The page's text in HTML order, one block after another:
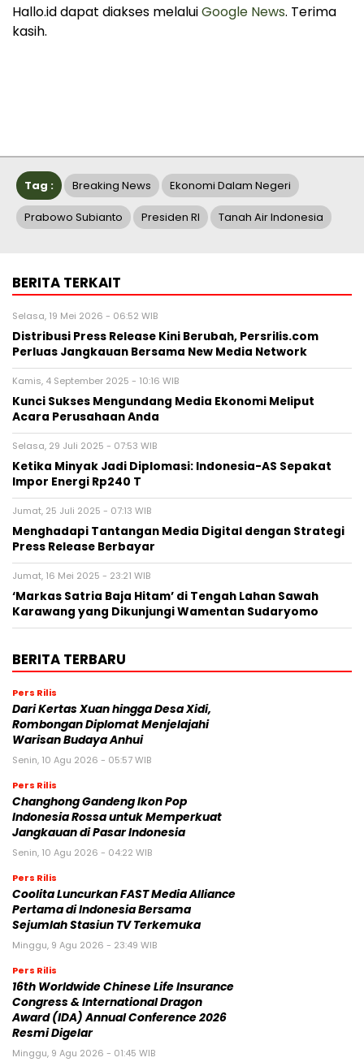
Hallo.id dapat diakses melaluiGoogle News. Terima
kasih.
Tag : Breaking News Ekonomi Dalam Negeri
Prabowo Subianto Presiden RI Tanah Air Indonesia
BERITA TERKAIT
Selasa, 19 Mei 2026 - 06:52 WIB
Distribusi Press Release Kini Berubah, Persrilis.com
Perluas Jangkauan Bersama New Media Network
Kamis, 4 September 2025 - 10:16 WIB
Kunci Sukses Mengundang Media Ekonomi Meliput
Acara Perusahaan Anda
Selasa, 29 Juli 2025 - 07:53 WIB
Ketika Minyak Jadi Diplomasi: Indonesia-AS Sepakat
Impor Energi Rp240 T
Jumat, 25 Juli 2025 - 07:13 WIB
Menghadapi Tantangan Media Digital dengan Strategi
Press Release Berbayar
Jumat, 16 Mei 2025 - 23:21 WIB
‘Markas Satria Baja Hitam’ di Tengah Lahan Sawah
Karawang yang Dikunjungi Wamentan Sudaryomo
BERITA TERBARU
Pers Rilis
Dari Kertas Xuan hingga Desa Xidi,
Rombongan Diplomat Menjelajahi
Warisan Budaya Anhui
Senin, 10 Agu 2026 - 05:57 WIB
Pers Rilis
Changhong Gandeng Ikon Pop
Indonesia Rossa untuk Memperkuat
Jangkauan di Pasar Indonesia
Senin, 10 Agu 2026 - 04:22 WIB
Pers Rilis
Coolita Luncurkan FAST Media Alliance
Pertama di Indonesia Bersama
Sejumlah Stasiun TV Terkemuka
Minggu, 9 Agu 2026 - 23:49 WIB
Pers Rilis
16th Worldwide Chinese Life Insurance
Congress & International Dragon
Award (IDA) Annual Conference 2026
Resmi Digelar
Minggu, 9 Agu 2026 - 01:45 WIB